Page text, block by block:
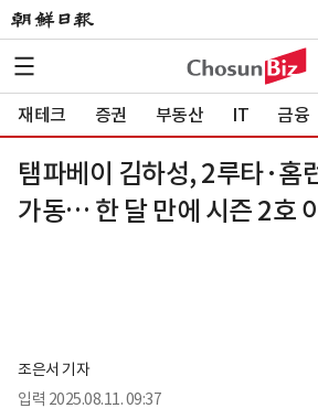
재테크 증권 부동산 IT 금융
탬파베이 김하성, 2루타·홈
가동… 한 달 만에 시즌 2호
조은서 기자
입력 2025.08.11. 09:37